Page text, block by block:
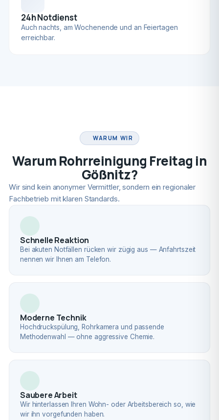
24h Notdienst
Auch nachts, am Wochenende und an Feiertagen
erreichbar.
WARUM WIR
Warum Rohrreinigung Freitag in
Gößnitz?
Wir sind kein anonymer Vermittler, sondern ein regionaler
Fachbetrieb mit klaren Standards.
Schnelle Reaktion
Bei akuten Notfällen rücken wir zügig aus — Anfahrtszeit
nennen wir Ihnen am Telefon.
Moderne Technik
Hochdruckspülung, Rohrkamera und passende
Methodenwahl — ohne aggressive Chemie.
Saubere Arbeit
Wir hinterlassen Ihren Wohn- oder Arbeitsbereich so, wie
wir ihn vorgefunden haben.